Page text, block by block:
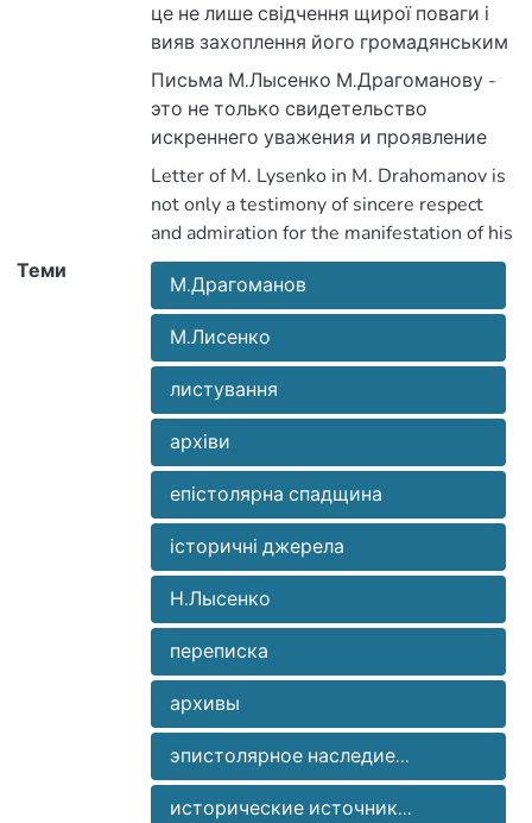
це не лише свідчення щирої поваги і
вияв захоплення його громадянським
подвигом . Унікальна епістолярія з
давніх часів і хвилює нащадків, і
засвідчує про той благодатний вплив
великого подвижника на тогочасну
культурну спільноту українства.
Письма М.Лысенко М.Драгоманову -
это не только свидетельство
искреннего уважения и проявление
восхищения его гражданским
подвигом . Уникальная епистолярия с
давних времен и волнует потомков, и
великого подвижника на тогдашнюю
культурную общность украинства
Letter of M. Lysenko in M. Drahomanov is
not only a testimony of sincere respect
and admiration for the manifestation of his
civil feat . Unique epistolary for a long
time and care about posterity, and certifies
about the beneficial impact of the great
ascetic in the cultural community of
Ukrainians.
Теми
М.Драгоманов
М.Лисенко
листування
архіви
епістолярна спадщина
історичні джерела
Н.Лысенко
переписка
архивы
эпистолярное наследие...
исторические источник...